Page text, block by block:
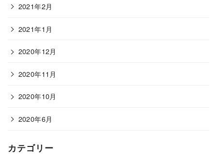
2021年2月
2021年1月
2020年12月
2020年11月
2020年10月
2020年6月
カテゴリー